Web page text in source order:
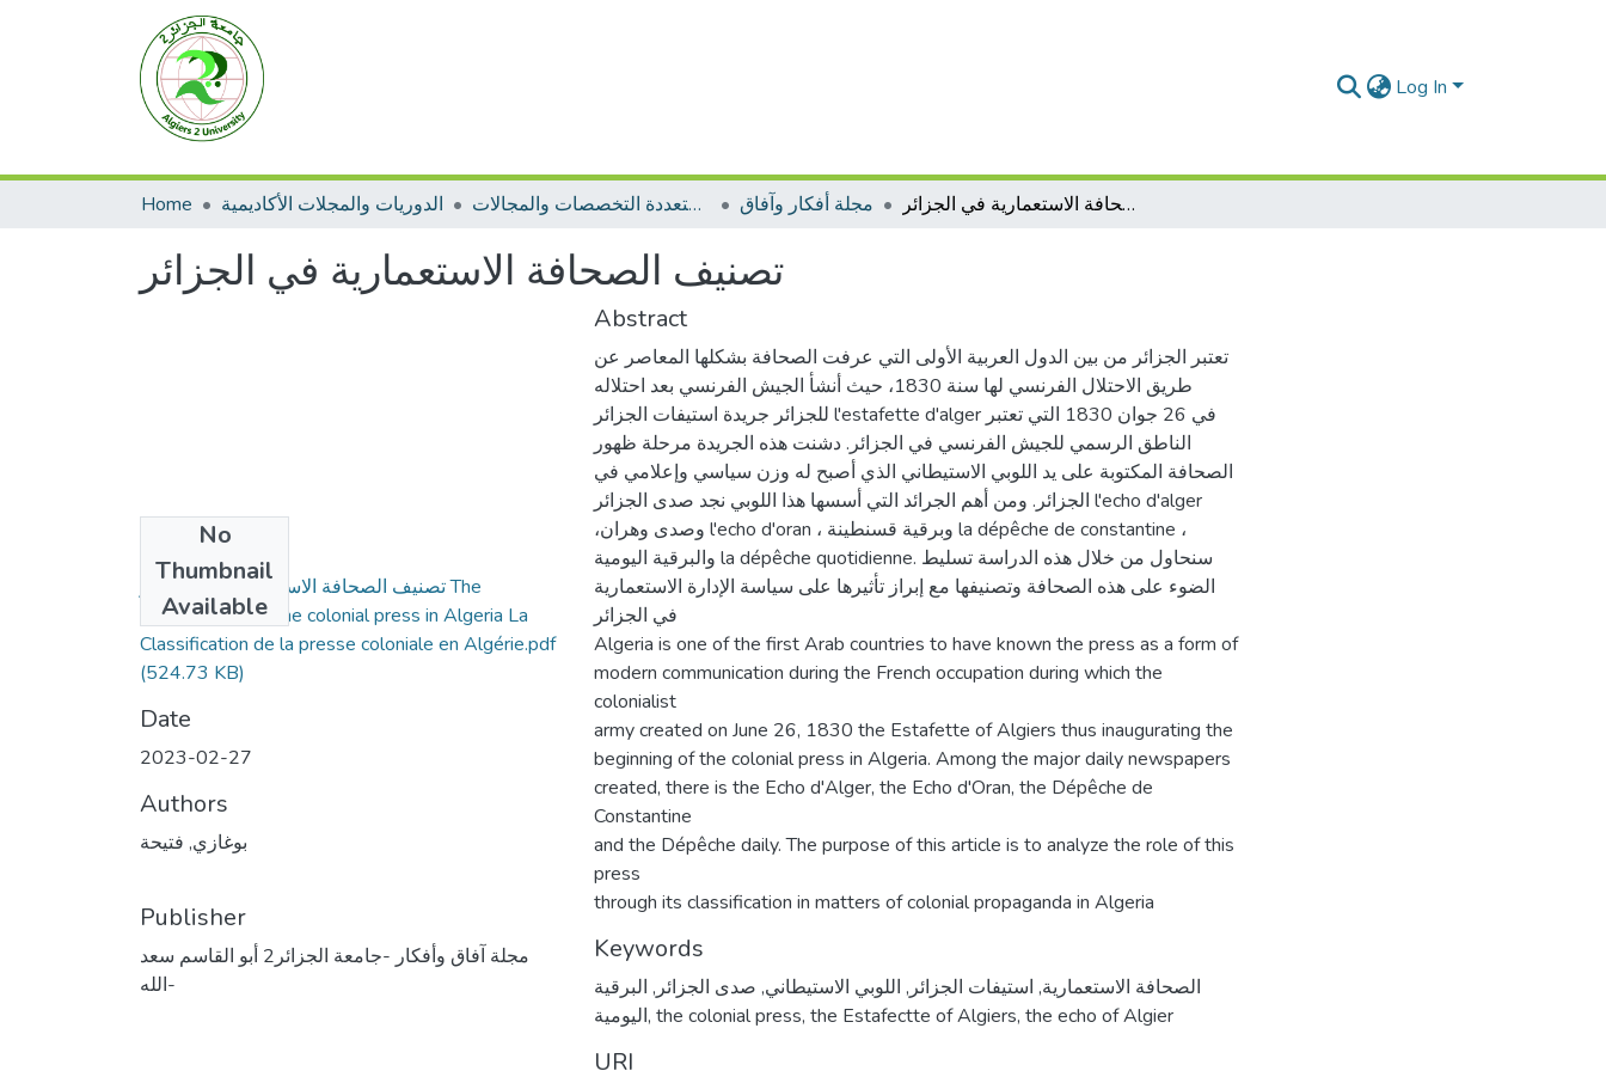
Log In
Home الدوريات والمجلات الأكاديمية مجلات متعددة التخصصات والمجالات مجلة أفكار وآفاق تصنيف الصحافة الاستعمارية في الجزائر
تصنيف الصحافة الاستعمارية في الجزائر
No
Thumbnail
Available
تصنيف الصحافة الاستعمارية في الجزائر The
Classification of the colonial press in Algeria La
Classification de la presse coloniale en Algérie.pdf
(524.73 KB)
Date
2023-02-27
Authors
بوغازي, فتيحة
Publisher
مجلة آفاق وأفكار -جامعة الجزائر2 أبو القاسم سعد
الله-
Abstract
تعتبر الجزائر من بين الدول العربية الأولى التي عرفت الصحافة بشكلها المعاصر عن
طريق الاحتلال الفرنسي لها سنة 1830، حيث أنشأ الجيش الفرنسي بعد احتلاله
للجزائر جريدة استيفات الجزائر l'estafette d'alger في 26 جوان 1830 التي تعتبر
الناطق الرسمي للجيش الفرنسي في الجزائر. دشنت هذه الجريدة مرحلة ظهور
الصحافة المكتوبة على يد اللوبي الاستيطاني الذي أصبح له وزن سياسي وإعلامي في
الجزائر. ومن أهم الجرائد التي أسسها هذا اللوبي نجد صدى الجزائر l'echo d'alger
،وصدى وهران l'echo d'oran ، وبرقية قسنطينة la dépêche de constantine ،
والبرقية اليومية la dépêche quotidienne. سنحاول من خلال هذه الدراسة تسليط
الضوء على هذه الصحافة وتصنيفها مع إبراز تأثيرها على سياسة الإدارة الاستعمارية
في الجزائر
Algeria is one of the first Arab countries to have known the press as a form of
modern communication during the French occupation during which the
colonialist
army created on June 26, 1830 the Estafette of Algiers thus inaugurating the
beginning of the colonial press in Algeria. Among the major daily newspapers
created, there is the Echo d'Alger, the Echo d'Oran, the Dépêche de
Constantine
and the Dépêche daily. The purpose of this article is to analyze the role of this
press
through its classification in matters of colonial propaganda in Algeria
Keywords
الصحافة الاستعمارية, استيفات الجزائر , اللوبي الاستيطاني, صدى الجزائر , البرقية
اليومية, the colonial press, the Estafectte of Algiers, the echo of Algier
URI